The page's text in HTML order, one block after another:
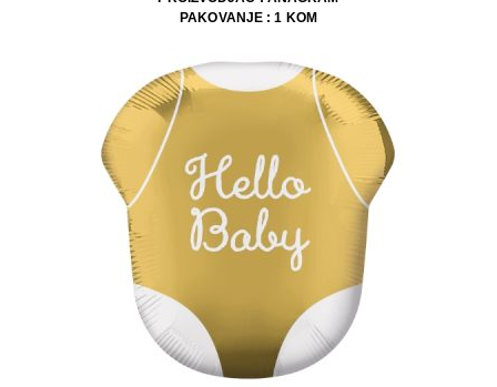
PAKOVANJE : 1 KOM